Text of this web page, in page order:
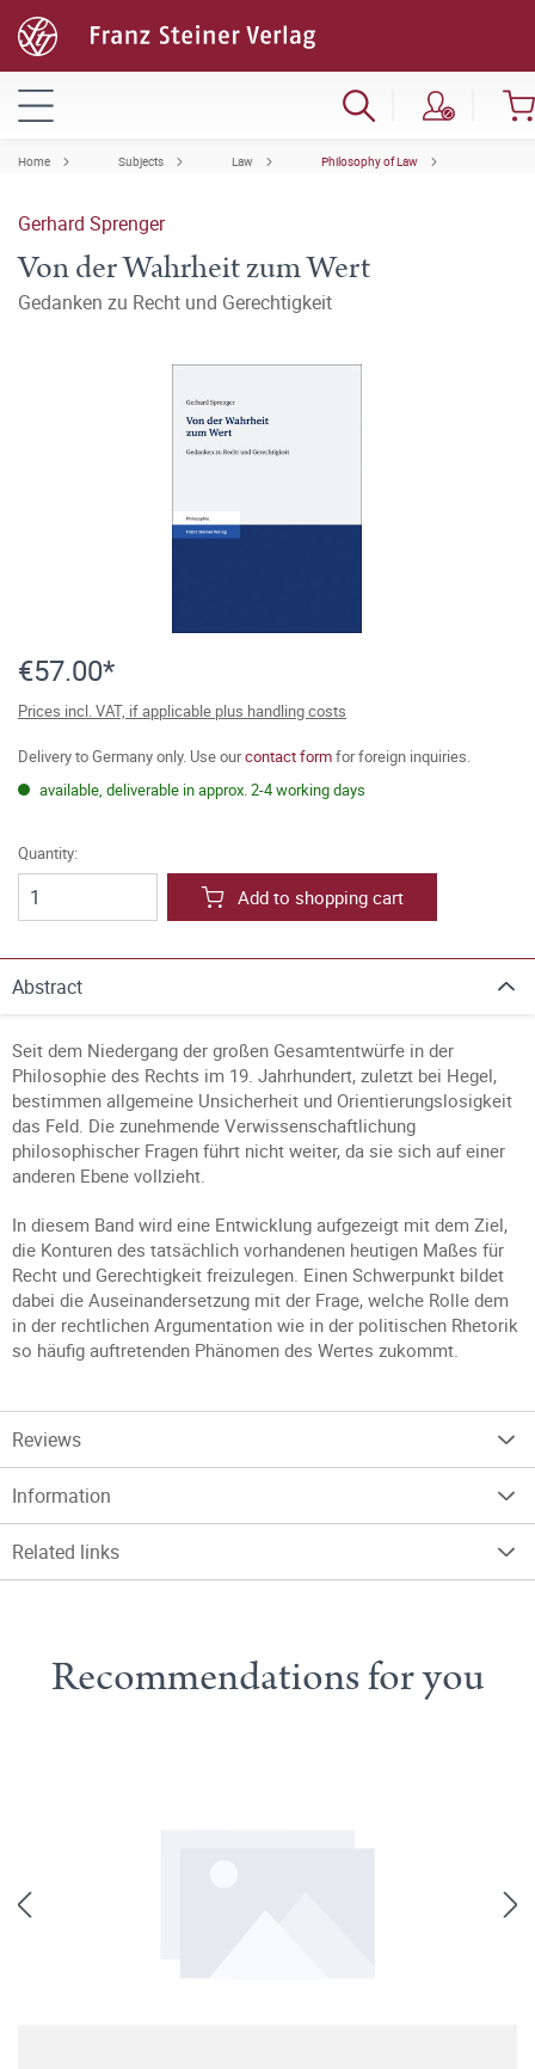
Home Subjects Law Philosophy of Law
Gerhard Sprenger
Von der Wahrheit zum Wert
Gedanken zu Recht und Gerechtigkeit
€57.00*
Prices incl. VAT, if applicable plus handling costs
Delivery to Germany only. Use ourcontact formfor foreign inquiries.
available, deliverable in approx. 2-4 working days
Quantity:
Add to shopping cart
Abstract
Seit dem Niedergang der großen Gesamtentwürfe in der
Philosophie des Rechts im 19. Jahrhundert, zuletzt bei Hegel,
bestimmen allgemeine Unsicherheit und Orientierungslosigkeit
das Feld. Die zunehmende Verwissenschaftlichung
philosophischer Fragen führt nicht weiter, da sie sich auf einer
anderen Ebene vollzieht.
In diesem Band wird eine Entwicklung aufgezeigt mit dem Ziel,
die Konturen des tatsächlich vorhandenen heutigen Maßes für
Recht und Gerechtigkeit freizulegen. Einen Schwerpunkt bildet
dabei die Auseinandersetzung mit der Frage, welche Rolle dem
in der rechtlichen Argumentation wie in der politischen Rhetorik
so häufig auftretenden Phänomen des Wertes zukommt.
Reviews
Information
Related links
Recommendations for you